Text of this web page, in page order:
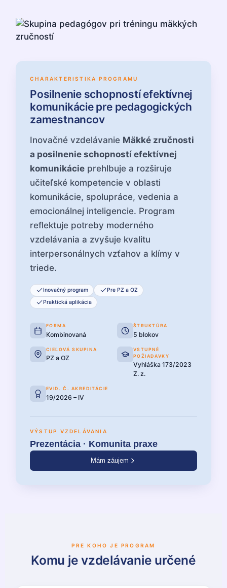
CHARAKTERISTIKA PROGRAMU
Posilnenie schopností efektívnej
komunikácie pre pedagogických
zamestnancov
Inovačné vzdelávanie Mäkké zručnosti
a posilnenie schopností efektívnej
komunikácie prehlbuje a rozširuje
učiteľské kompetencie v oblasti
komunikácie, spolupráce, vedenia a
emocionálnej inteligencie. Program
reflektuje potreby moderného
vzdelávania a zvyšuje kvalitu
interpersonálnych vzťahov a klímy v
triede.
Inovačný program
Pre PZ a OZ
Praktická aplikácia
FORMA
Kombinovaná
ŠTRUKTÚRA
5 blokov
CIEĽOVÁ SKUPINA
PZ a OZ
VSTUPNÉ
POŽIADAVKY
Vyhláška 173/2023
Z. z.
EVID. Č. AKREDITÁCIE
19/2026 – IV
VÝSTUP VZDELÁVANIA
Prezentácia · Komunita praxe
Mám záujem
PRE KOHO JE PROGRAM
Komu je vzdelávanie určené